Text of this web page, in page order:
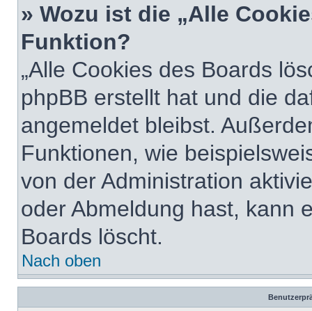
» Wozu ist die „Alle
Funktion?
„Alle Cookies des Boards
phpBB erstellt hat und die
angemeldet bleibst.
Funktionen, wie
von der Administration
oder Abmeldung hast, kann
Boards löscht.
Nach oben